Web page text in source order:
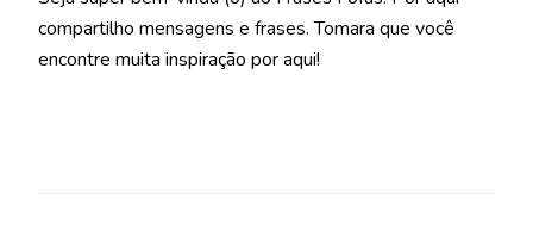
compartilho mensagens e frases. Tomara que você
encontre muita inspiração por aqui!